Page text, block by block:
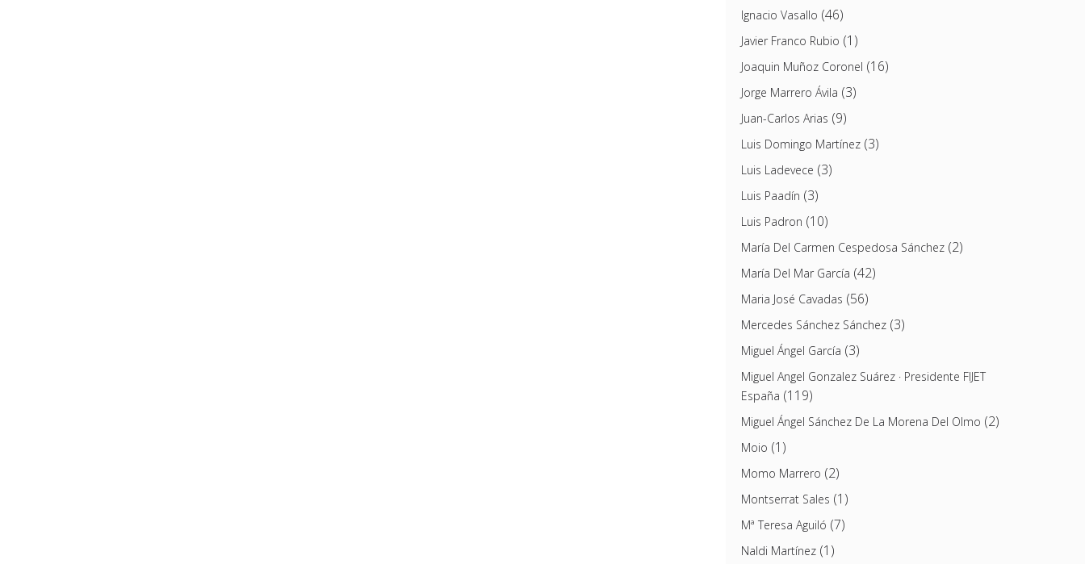
Ignacio Vasallo (46)
Javier Franco Rubio (1)
Joaquin Muñoz Coronel (16)
Jorge Marrero Ávila (3)
Juan-Carlos Arias (9)
Luis Domingo Martínez(3)
Luis Ladevece (3)
Luis Paadín (3)
Luis Padron (10)
María Del Carmen Cespedosa Sánchez(2)
María Del Mar García (42)
Maria José Cavadas (56)
Mercedes Sánchez Sánchez(3)
Miguel Ángel García (3)
Miguel Angel Gonzalez Suárez · Presidente FIJET
España (119)
Miguel Ángel Sánchez De La Morena Del Olmo (2)
Moio (1)
Momo Marrero (2)
Montserrat Sales (1)
Mª Teresa Aguiló (7)
Naldi Martínez(1)